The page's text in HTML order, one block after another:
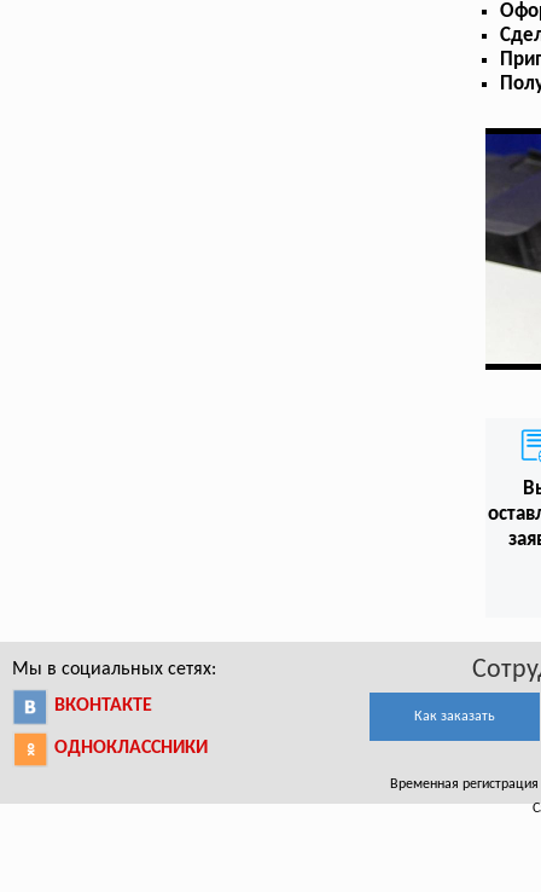
Мы в социальных сетях:
ВКОНТАКТЕ
ОДНОКЛАССНИКИ
Как заказать
Временная